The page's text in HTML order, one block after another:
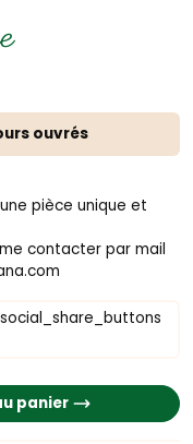
ouvrés
pièce unique et
contacter par mail
panier